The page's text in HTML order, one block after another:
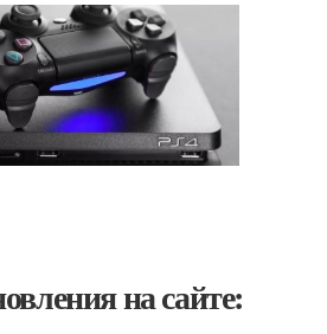
на сайте: